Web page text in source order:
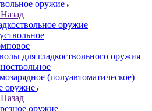
оружие
Назад
оружие
для гладкоствольного оружия
(полуавтоматическое)
оружие
Назад
оружие